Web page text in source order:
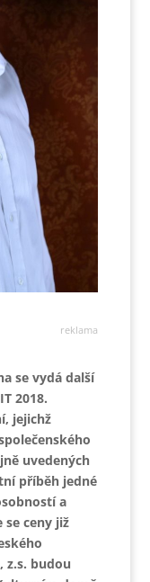
reklama
se vydá další
2018.
jejichž
uvedených
příběh jedné
a
ceny již
z.s. budou